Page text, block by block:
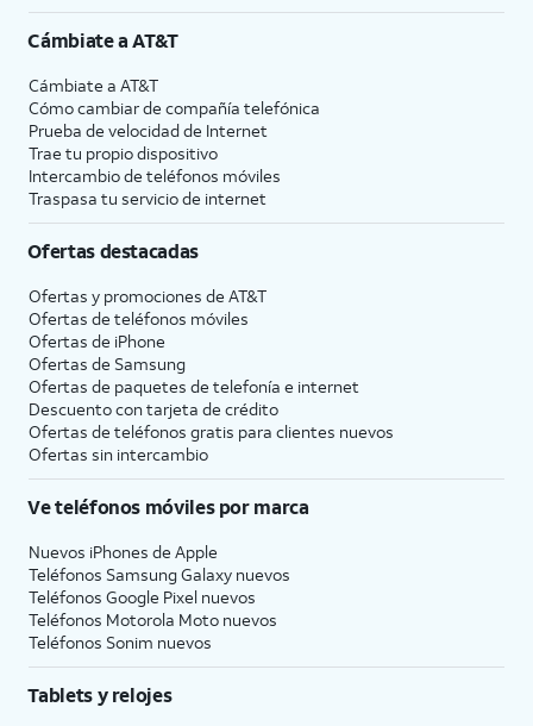
Cámbiate aAT&T
Cámbiate a AT&T
Cómo cambiar de compañía telefónica
Prueba de velocidad de Internet
Trae tu propio dispositivo
Intercambio de teléfonos móviles
Traspasa tu servicio de internet
Ofertas destacadas
Ofertas y promociones de AT&T
Ofertas de teléfonos móviles
Ofertas de iPhone
Ofertas de Samsung
Ofertas de paquetes de telefonía e internet
Descuento con tarjeta de crédito
Ofertas de teléfonos gratis para clientes nuevos
Ofertas sin intercambio
Ve teléfonos móviles por marca
Nuevos iPhones de Apple
Teléfonos Samsung Galaxy nuevos
Teléfonos Google Pixel nuevos
Teléfonos Motorola Moto nuevos
Teléfonos Sonim nuevos
Tablets y relojes